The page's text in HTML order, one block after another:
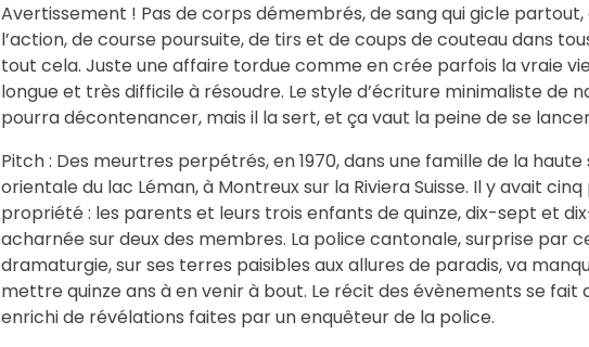
Avertissement ! Pas de corps démembrés, de sang qui gicle partout,
l’action, de course poursuite, de tirs et de coups de couteau dans
tout cela. Juste une affaire tordue comme en crée parfois la vraie
longue et très difficile à résoudre. Le style d’écriture minimaliste de
pourra décontenancer, mais il la sert, et ça vaut la peine de se
Pitch : Des meurtres perpétrés, en 1970, dans une famille de la
orientale du lac Léman, à Montreux sur la Riviera Suisse. Il y avait
propriété : les parents et leurs trois enfants de quinze, dix-sept et
acharnée sur deux des membres. La police cantonale, surprise par
dramaturgie, sur ses terres paisibles aux allures de paradis, va
mettre quinze ans à en venir à bout. Le récit des évènements se fait
enrichi de révélations faites par un enquêteur de la police.